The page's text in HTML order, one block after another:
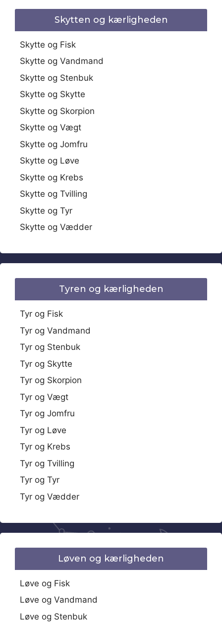
Skytten og kærligheden
Skytte og Fisk
Skytte og Vandmand
Skytte og Stenbuk
Skytte og Skytte
Skytte og Skorpion
Skytte og Vægt
Skytte og Jomfru
Skytte og Løve
Skytte og Krebs
Skytte og Tvilling
Skytte og Tyr
Skytte og Vædder
Tyren og kærligheden
Tyr og Fisk
Tyr og Vandmand
Tyr og Stenbuk
Tyr og Skytte
Tyr og Skorpion
Tyr og Vægt
Tyr og Jomfru
Tyr og Løve
Tyr og Krebs
Tyr og Tvilling
Tyr og Tyr
Tyr og Vædder
Løven og kærligheden
Løve og Fisk
Løve og Vandmand
Løve og Stenbuk